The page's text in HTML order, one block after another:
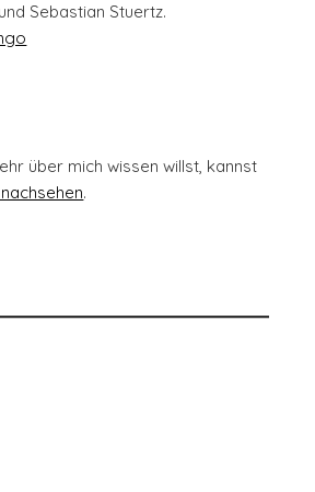
Sebastian Stuertz.
über mich wissen willst, kannst
.